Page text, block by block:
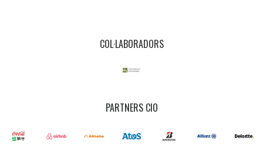
COL·LABORADORS
PARTNERS CIO